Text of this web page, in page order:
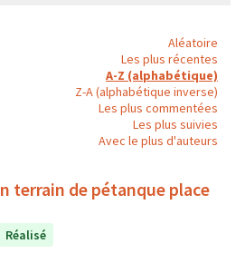
Aléatoire
Les plus récentes
A-Z (alphabétique)
Z-A (alphabétique inverse)
Les plus commentées
Les plus suivies
Avec le plus d'auteurs
terrain de pétanque place
Réalisé